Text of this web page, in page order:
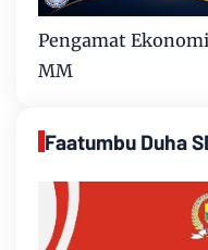
Pengamat
MM
Faatumbu Duha